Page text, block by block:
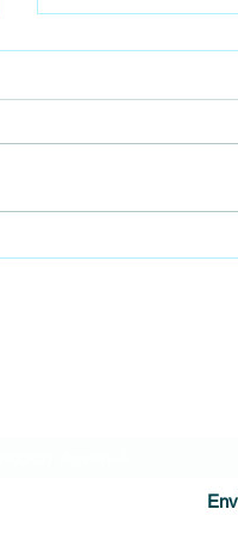
Encontraron un